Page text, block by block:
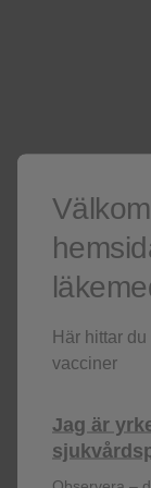
Få senaste nytt
terapiområden,
Här hittar
vacciner
Jag är